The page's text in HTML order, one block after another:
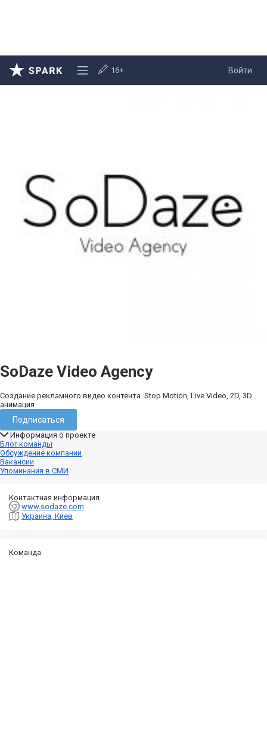
Войти
16+
SoDaze Video Agency
Создание рекламного видео контента. Stop Motion, Live Video, 2D, 3D
анимация
Подписаться
Информация о проекте
Блог команды
Обсуждение компании
Вакансии
Упоминания в СМИ
Контактная информация
www.sodaze.com
Украина, Киев
Команда